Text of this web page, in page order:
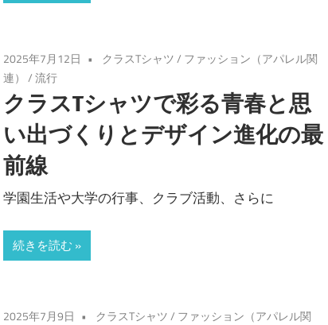
2025年7月12日 クラスTシャツ/ ファッション（アパレル関
連） /流行
クラスTシャツで彩る青春と思
い出づくりとデザイン進化の最
前線
学園生活や大学の行事、クラブ活動、さらに
続きを読む
2025年7月9日 クラスTシャツ/ ファッション（アパレル関